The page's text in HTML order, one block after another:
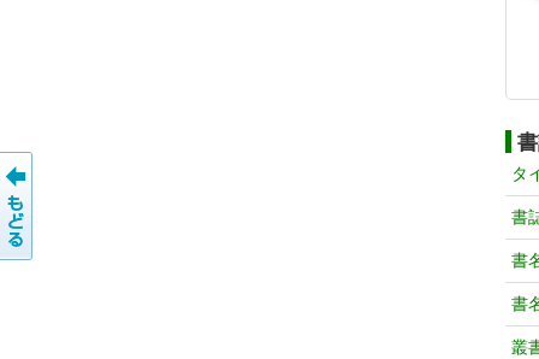
タ
書
書
書
叢